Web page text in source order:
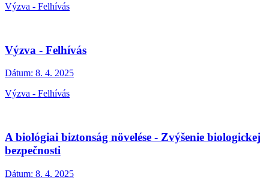
Výzva - Felhívás
Výzva - Felhívás
Dátum: 8. 4. 2025
Výzva - Felhívás
A biológiai biztonság növelése - Zvýšenie biologickej
bezpečnosti
Dátum: 8. 4. 2025